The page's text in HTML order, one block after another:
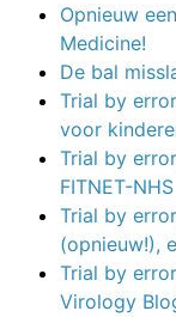
Opnieuw
Medicine!
De bal
Trial by
voor
Trial by
FITNET-NHS
Trial by
(opnieuw!),
Trial by
Virology